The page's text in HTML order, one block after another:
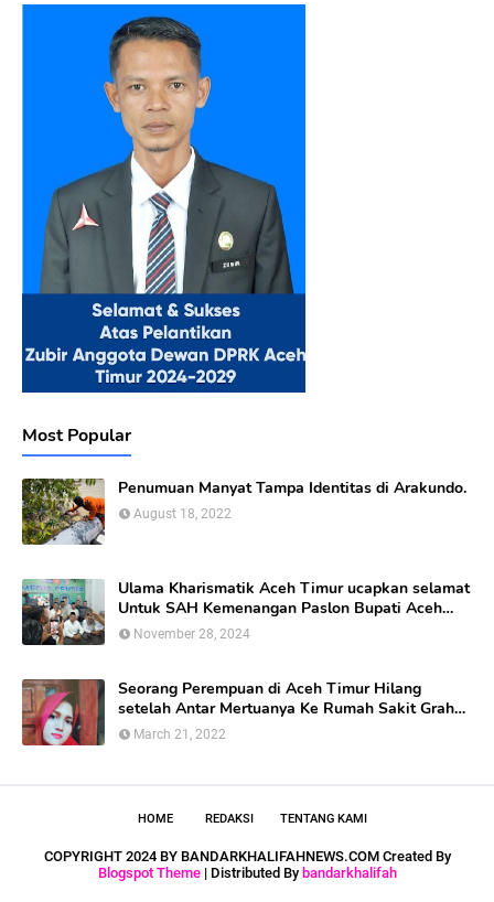
Most Popular
Penumuan Manyat Tampa Identitas di Arakundo.
August 18, 2022
Ulama Kharismatik Aceh Timur ucapkan selamat
Untuk SAH Kemenangan Paslon Bupati Aceh
Timur calon nomor Urut 01
November 28, 2024
Seorang Perempuan di Aceh Timur Hilang
setelah Antar Mertuanya Ke Rumah Sakit Graha
Bunda Di kabupaten Aceh Timur.
March 21, 2022
HOME REDAKSI TENTANG KAMI
COPYRIGHT 2024 BY BANDARKHALIFAHNEWS.COM Created By
Blogspot Theme| Distributed By bandarkhalifah